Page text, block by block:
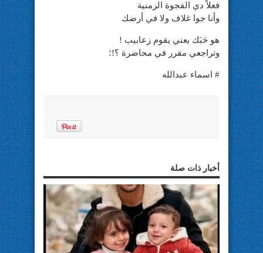
فعلاً دي الفجوة الزمنية
وأنا جوا غلاف ولا في أرضك
هو حَبَك يعني يقوم زعابيب !
وتراجعي مقرر في محاضرة ؟!؛
# اسماء عبدالله
أخبار ذات صلة